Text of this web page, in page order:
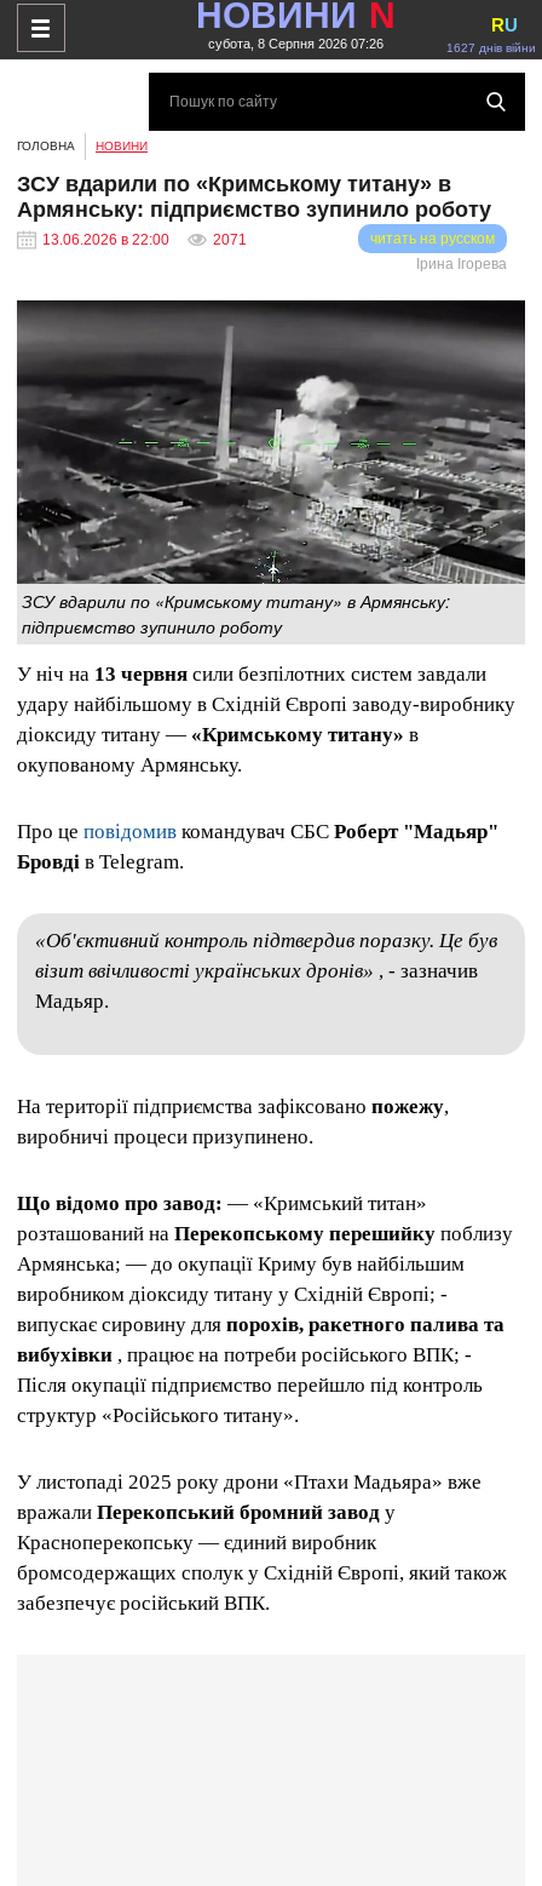
НОВИНИ N
субота, 8 Серпня 2026 07:26 1627 днів війни
RU
ГОЛОВНА НОВИНИ
ЗСУ вдарили по «Кримському титану» в
Армянську: підприємство зупинило роботу
13.06.2026 в 22:00 2071
читать на русском
Ірина Ігорева
ЗСУ вдарили по «Кримському титану» в Армянську:
підприємство зупинило роботу
У ніч на 13 червня сили безпілотних систем завдали
удару найбільшому в Східній Європі заводу-виробнику
діоксиду титану — «Кримському титану» в
окупованому Армянську.
Про це повідомив командувач СБС Роберт "Мадьяр"
Бровді в Telegram.
«Об'єктивний контроль підтвердив поразку. Це був
візит ввічливості українських дронів» , - зазначив
Мадьяр.
На території підприємства зафіксовано пожежу,
виробничі процеси призупинено.
Що відомо про завод: — «Кримський титан»
розташований на Перекопському перешийку поблизу
Армянська; — до окупації Криму був найбільшим
виробником діоксиду титану у Східній Європі; -
випускає сировину для порохів, ракетного палива та
вибухівки , працює на потреби російського ВПК; -
Після окупації підприємство перейшло під контроль
структур «Російського титану».
У листопаді 2025 року дрони «Птахи Мадьяра» вже
вражали Перекопський бромний завод у
Красноперекопську — єдиний виробник
бромсодержащих сполук у Східній Європі, який також
забезпечує російський ВПК.